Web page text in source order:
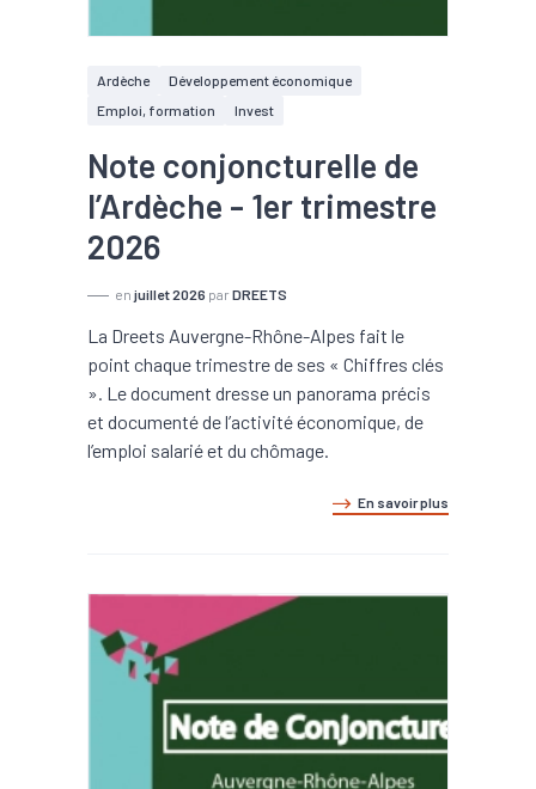
Ardèche
Développement économique
Emploi, formation
Invest
Note conjoncturelle de
l’Ardèche - 1er trimestre
2026
en juillet 2026 par DREETS
La Dreets Auvergne-Rhône-Alpes fait le
point chaque trimestre de ses « Chiffres clés
». Le document dresse un panorama précis
et documenté de l’activité économique, de
l’emploi salarié et du chômage.
En savoir plus